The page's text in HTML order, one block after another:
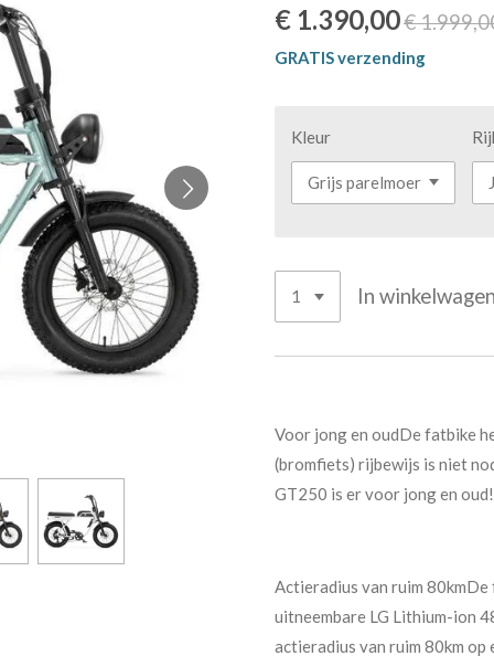
€ 1.390,00€
GRATIS verzending
Kleur
In
Voor jong en oudDe fatbike
(bromfiets) rijbewijs is niet
GT250 is er voor jong en oud!
Actieradius van ruim
uitneembare LG Lithium-ion
actieradius van ruim 80km op